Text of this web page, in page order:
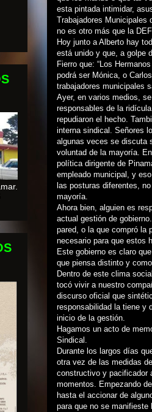
esta pintada intimidar,
Trabajadores Municipales
no es otro más que la
Hoy junto a Alberto hay
está unido y que, a golpe
Fierro que: “Los
podrá ser Mónica, o
trabajadores municipales
Ayer, en varios medios,
responsables de la
repudiaron el hecho.
interna sindical. Señores
algunas veces se discuta
voluntad de la mayoría.
política dirigente de
empleado municipal, y
las posturas diferentes,
mayoría.
Ahora bien, alguien es
actual gestión de
pared, o la que compró la
necesario para que estos
Este gobierno es claro
que piensa distinto y
Dentro de este clima
tocó vivir a nuestro
discurso oficial que
responsabilidad la tiene y
inicio de la gestión.
Hagamos un acto de
Sindical.
Durante los largos días
otra vez de las medidas
constructivo y pacificador
momentos. Empezando
hasta el accionar de
para que no se manifieste